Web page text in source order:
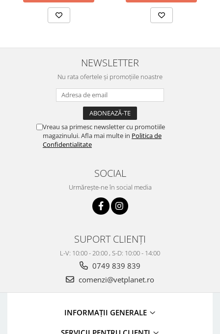
NEWSLETTER
Nu rata ofertele și promoțiile noastre
Vreau sa primesc newsletter cu promotiile
magazinului. Afla mai multe in Politica de
Confidentialitate
SOCIAL
Urmărește-ne în social media
SUPORT CLIENȚI
L-V: 10:00 - 20:00 , S-D: 10:00 - 14:00
0749 839 839
comenzi@vetplanet.ro
INFORMAȚII GENERALE